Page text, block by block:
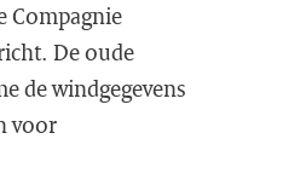
Compagnie
De oude
de windgegevens
voor